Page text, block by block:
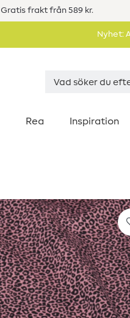
Gratis frakt från 589 kr.
Nyhet:
Rea Inspiration